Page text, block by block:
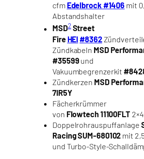
cfm Edelbrock #1406 mit
Abstandshalter
MSD2Street
Fire HEI#8362
Zündkabeln MSD
#35599 und
Vakuumbegrenzerkit
Zündkerzen MSD
7IR5Y
Fächerkrümmer
von Flowtech 11100FLT
Doppelrohrauspuffanlage
Racing SUM-680102 mit
und Turbo-Style-